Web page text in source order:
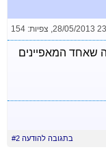
28/05/2013
, צפיות: 154
שאחד המאפיינים
בתגובה להודעה #2